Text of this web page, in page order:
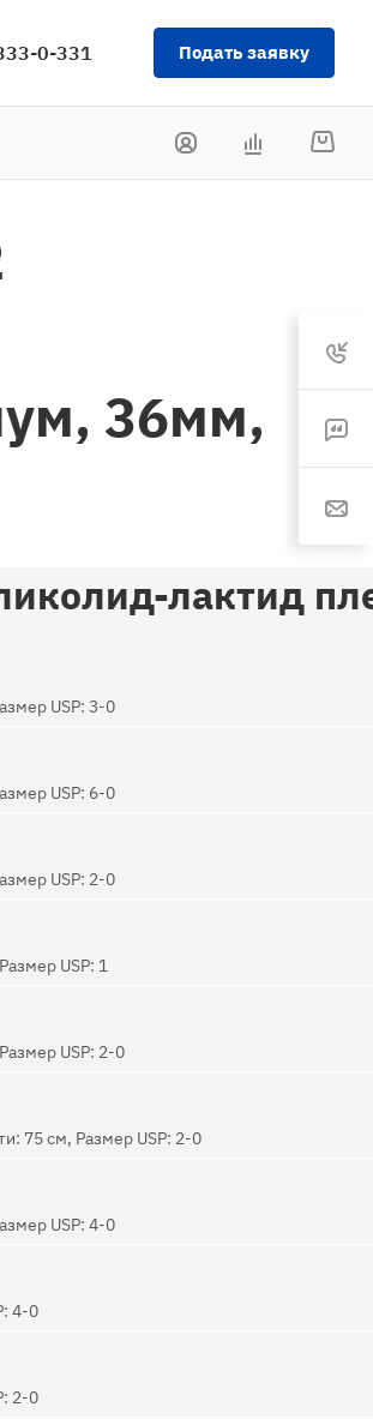
0-331 Подать заявку
36мм,
лактид
USP: 3-0
USP: 6-0
USP: 2-0
USP: 1
USP: 2-0
75 см, Размер USP: 2-0
USP: 4-0
4-0
2-0